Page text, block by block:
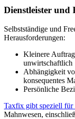
Dienstleister und
Selbstständige und
Herausforderungen:
Kleinere
unwirtschaftlich
Abhängigkeit
konsequentes
Persönliche
Taxfix gibt speziell für
Mahnwesen,